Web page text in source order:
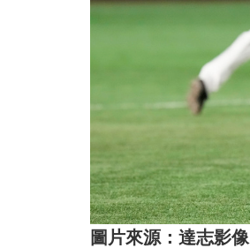
圖片來源：達志影像